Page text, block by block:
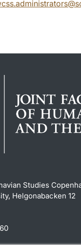
@
Studies
Helgonabacken 12